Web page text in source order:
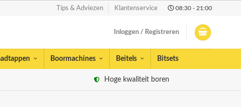
Tips & Adviezen Klantenservice 08:30 - 21:00
Inloggen / Registreren
Boormachines Beitels Bitsets
Hoge kwaliteit boren